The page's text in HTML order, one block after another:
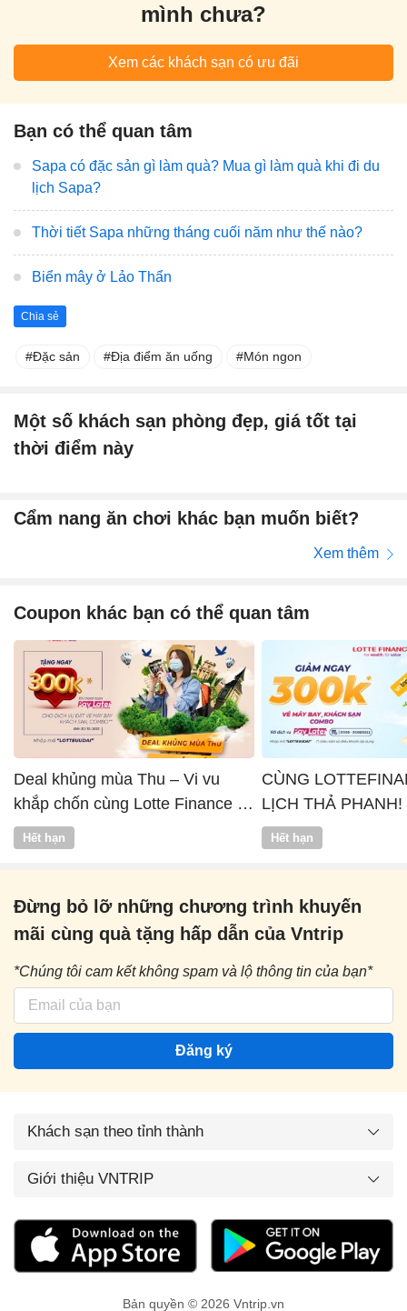
mình chưa?
Xem các khách sạn có ưu đãi
Bạn có thể quan tâm
Sapa có đặc sản gì làm quà? Mua gì làm quà khi đi du
lịch Sapa?
Thời tiết Sapa những tháng cuối năm như thế nào?
Biển mây ở Lảo Thẩn
Chia sẻ
Đặc sản Địa điểm ăn uống Món ngon
Một số khách sạn phòng đẹp, giá tốt tại
thời điểm này
Cẩm nang ăn chơi khác bạn muốn biết?
Xem thêm
Coupon khác bạn có thể quan tâm
Deal khủng mùa Thu – Vi vu
khắp chốn cùng Lotte Finance x
Vntrip
Hết hạn
CÙNG
LỊCH THẢ PHANH!
Hết hạn
Đừng bỏ lỡ những chương trình khuyến
mãi cùng quà tặng hấp dẫn của Vntrip
*Chúng tôi cam kết không spam và lộ thông tin của bạn*
Đăng ký
Khách sạn theo tỉnh thành
Giới thiệu VNTRIP
Bản quyền © 2026 Vntrip.vn